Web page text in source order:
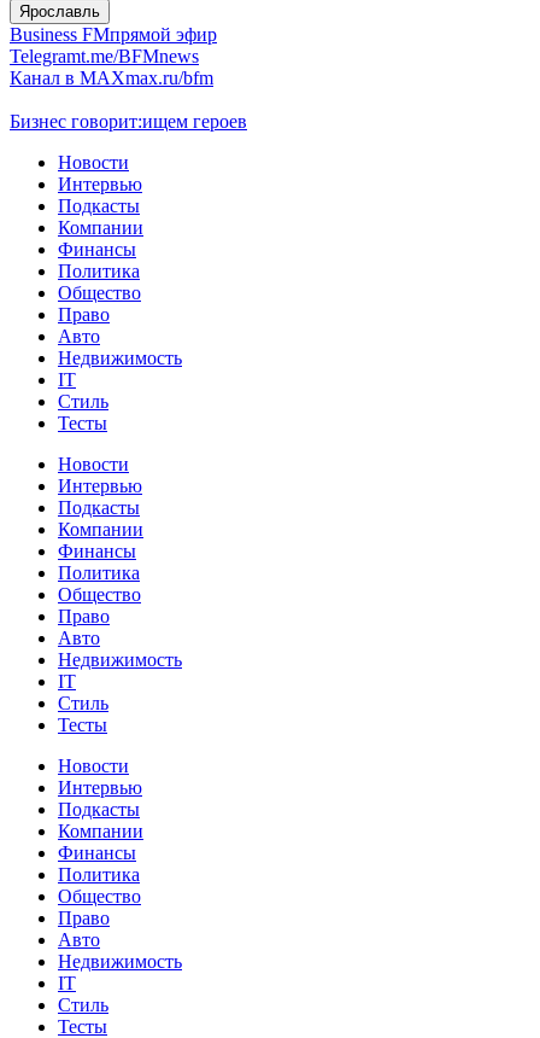
Ярославль
Business FMпрямой эфир
Telegramt.me/BFMnews
Канал в MAXmax.ru/bfm
Бизнес говорит:ищем героев
Новости
Интервью
Подкасты
Компании
Финансы
Политика
Общество
Право
Авто
Недвижимость
IT
Стиль
Тесты
Новости
Интервью
Подкасты
Компании
Финансы
Политика
Общество
Право
Авто
Недвижимость
IT
Стиль
Тесты
Новости
Интервью
Подкасты
Компании
Финансы
Политика
Общество
Право
Авто
Недвижимость
IT
Стиль
Тесты